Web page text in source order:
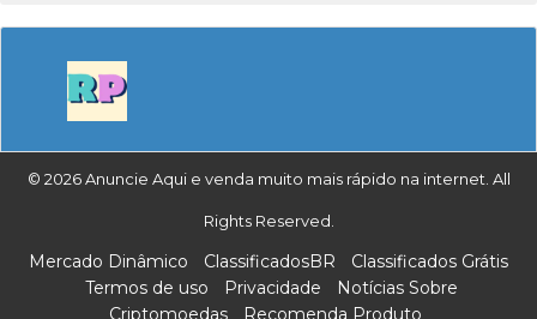
© 2026 Anuncie Aqui e venda muito mais rápido na internet. All
Rights Reserved.
Mercado Dinâmico ClassificadosBR
Classificados Grátis
Termos de uso
Privacidade
Notícias Sobre
Criptomoedas
Recomenda Produto